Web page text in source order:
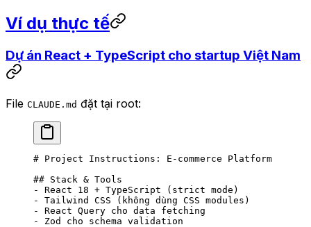
Ví dụ thực tế
Dự án React + TypeScript cho startup Việt Nam
File CLAUDE.md đặt tại root:
# Project Instructions: E-commerce Platform
## Stack & Tools
-
React 18 + TypeScript (strict mode)
-
Tailwind CSS (không dùng CSS modules)
-
React Query cho data fetching
-
Zod cho schema validation